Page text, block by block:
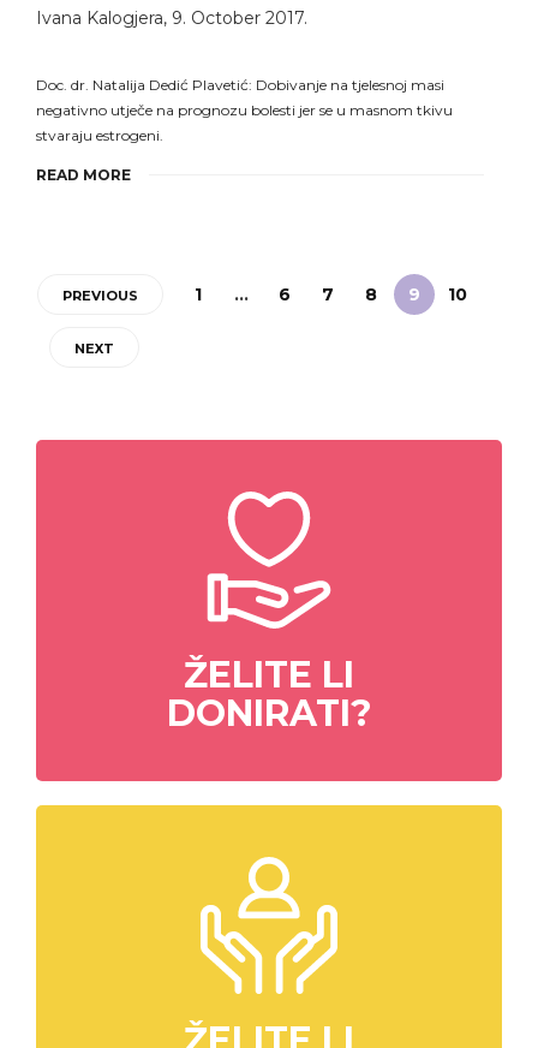
Ivana Kalogjera, 9. October 2017.
Doc. dr. Natalija Dedić Plavetić: Dobivanje na tjelesnoj masi
negativno utječe na prognozu bolesti jer se u masnom tkivu
stvaraju estrogeni.
READ MORE
PREVIOUS 1 … 6 7 8 9 10
NEXT
ŽELITE LI
DONIRATI?